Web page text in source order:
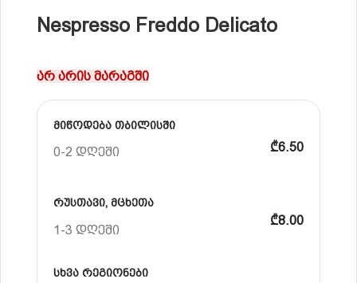
Nespresso Freddo Delicato
არ არის მარაგში
მიწოდება თბილისში
0-2 დღეში ₾6.50
რუსთავი, მცხეთა
1-3 დღეში
₾8.00
სხვა რეგიონები